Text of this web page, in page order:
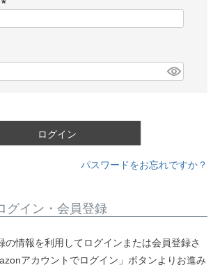
ログイン
パスワードをお忘れですか？
グイン・会員登録
の情報を利用してログインまたは会員登録さ
アカウントでログイン」ボタンよりお進み